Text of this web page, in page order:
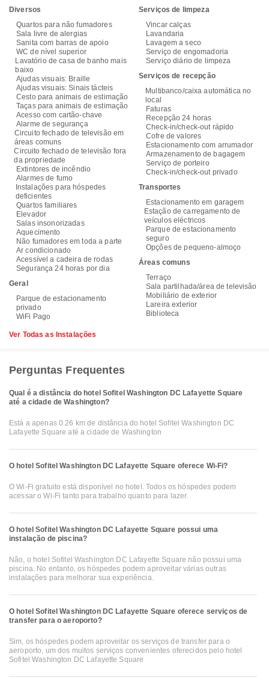
Diversos
Quartos para não fumadores
Sala livre de alergias
Sanita com barras de apoio
WC de nível superior
Lavatório de casa de banho mais
baixo
Ajudas visuais: Braille
Ajudas visuais: Sinais tácteis
Cesto para animais de estimação
Taças para animais de estimação
Acesso com cartão-chave
Alarme de segurança
Circuito fechado de televisão em
áreas comuns
Circuito fechado de televisão fora
da propriedade
Extintores de incêndio
Alarmes de fumo
Instalações para hóspedes
deficientes
Quartos familiares
Elevador
Salas insonorizadas
Aquecimento
Não fumadores em toda a parte
Ar condicionado
Acessível a cadeira de rodas
Segurança 24 horas por dia
Geral
Parque de estacionamento
privado
WiFi Pago
Serviços de limpeza
Vincar calças
Lavandaria
Lavagem a seco
Serviço de engomadoria
Serviço diário de limpeza
Serviços de recepção
Multibanco/caixa automática no
local
Faturas
Recepção 24 horas
Check-in/check-out rápido
Cofre de valores
Estacionamento com arrumador
Armazenamento de bagagem
Serviço de porteiro
Check-in/check-out privado
Transportes
Estacionamento em garagem
Estação de carregamento de
veículos eléctricos
Parque de estacionamento
seguro
Opções de pequeno-almoço
Áreas comuns
Terraço
Sala partilhada/área de televisão
Mobiliário de exterior
Lareira exterior
Biblioteca
Ver Todas as Instalações
Perguntas Frequentes
Qual é a distância do hotel Sofitel Washington DC Lafayette Square
até a cidade de Washington?
Está a apenas 0.26 km de distância do hotel Sofitel Washington DC
Lafayette Square até a cidade de Washington
O hotel Sofitel Washington DC Lafayette Square oferece Wi-Fi?
O Wi-Fi gratuito está disponível no hotel. Todos os hóspedes podem
acessar o Wi-Fi tanto para trabalho quanto para lazer.
O hotel Sofitel Washington DC Lafayette Square possui uma
instalação de piscina?
Não, o hotel Sofitel Washington DC Lafayette Square não possui uma
piscina. No entanto, os hóspedes podem aproveitar várias outras
instalações para melhorar sua experiência.
O hotel Sofitel Washington DC Lafayette Square oferece serviços de
transfer para o aeroporto?
Sim, os hóspedes podem aproveitar os serviços de transfer para o
aeroporto, um dos muitos serviços convenientes oferecidos pelo hotel
Sofitel Washington DC Lafayette Square